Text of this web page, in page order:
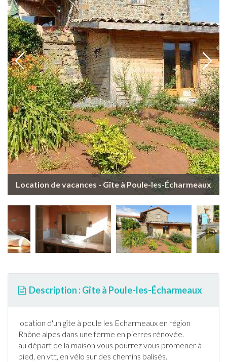
Location de vacances - Gîte à Poule-les-Écharmeaux
Description : Gîte à Poule-les-Écharmeaux
location d'un gîte à poule les Echarmeaux en région
Rhône alpes dans une ferme en pierres rénovée.
au départ de la maison vous pourrez vous promener à
pied, en vtt, en vélo sur des chemins balisés.